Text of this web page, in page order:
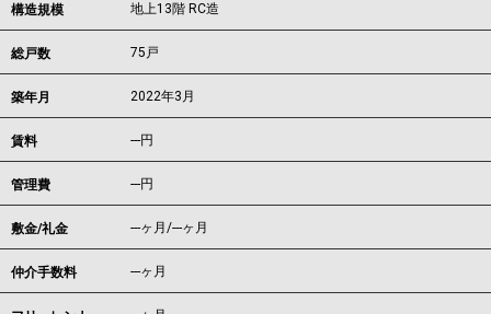
構造規模 地上13階 RC造
総戸数 75戸
築年月 2022年3月
賃料 ---円
管理費 ---円
敷金/礼金 ---ヶ月/---ヶ月
仲介手数料 ---ヶ月